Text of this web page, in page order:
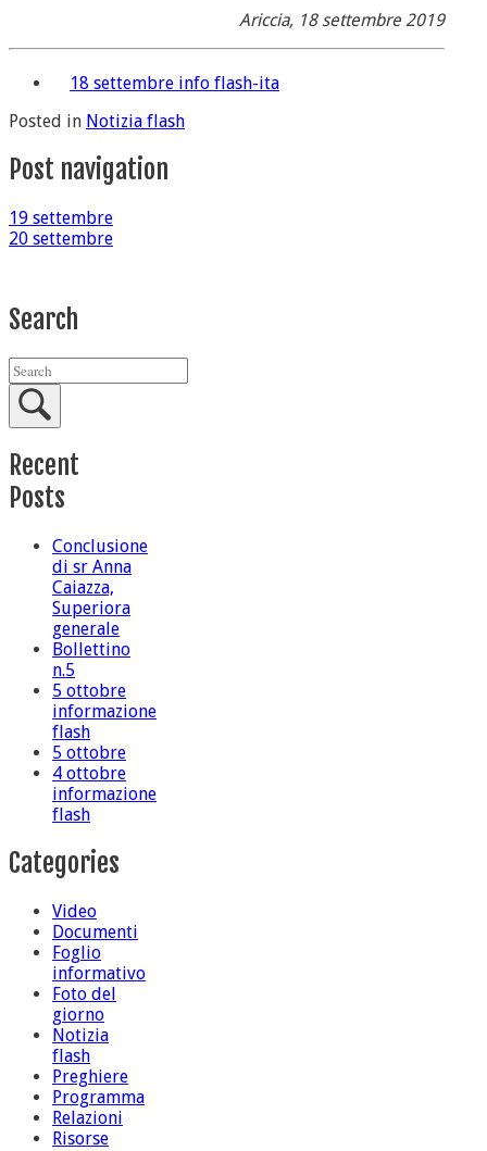
Ariccia, 18 settembre 2019
18 settembre info flash-ita
Posted in Notizia flash
Post navigation
19 settembre
20 settembre
Search
Recent
Posts
Conclusione
di sr Anna
Caiazza,
Superiora
generale
Bollettino
n.5
5 ottobre
informazione
flash
5 ottobre
4 ottobre
informazione
flash
Categories
Video
Documenti
Foglio
informativo
Foto del
giorno
Notizia
flash
Preghiere
Programma
Relazioni
Risorse